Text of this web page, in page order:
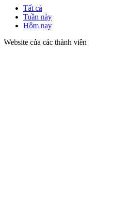
Tất cả
Tuần này
Hôm nay
Website của các thành viên